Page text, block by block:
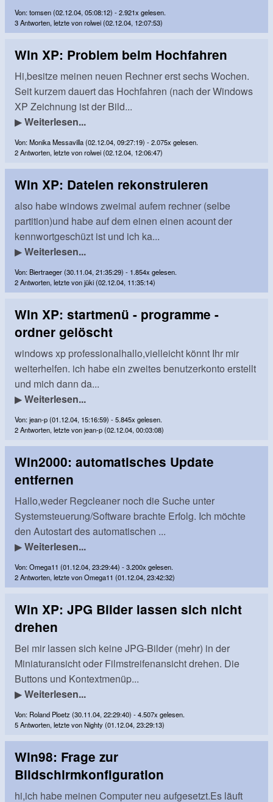
Von: tomsen (02.12.04, 05:08:12) - 2.921x gelesen.
3 Antworten, letzte von rolwei (02.12.04, 12:07:53)
Win XP: Problem beim Hochfahren
Hi,besitze meinen neuen Rechner erst sechs Wochen.
Seit kurzem dauert das Hochfahren (nach der Windows
XP Zeichnung ist der Bild...
▶Weiterlesen...
Von: Monika Messavilla (02.12.04, 09:27:19) - 2.075x gelesen.
2 Antworten, letzte von rolwei (02.12.04, 12:06:47)
Win XP: Dateien rekonstruieren
also habe windows zweimal aufem rechner (selbe
partition)und habe auf dem einen einen acount der
kennwortgeschüzt ist und ich ka...
▶Weiterlesen...
Von: Biertraeger (30.11.04, 21:35:29) - 1.854x gelesen.
2 Antworten, letzte von jüki (02.12.04, 11:35:14)
Win XP: startmenü - programme -
ordner gelöscht
windows xp professionalhallo,vielleicht könnt Ihr mir
weiterhelfen. ich habe ein zweites benutzerkonto erstellt
und mich dann da...
▶Weiterlesen...
Von: jean-p (01.12.04, 15:16:59) - 5.845x gelesen.
2 Antworten, letzte von jean-p (02.12.04, 00:03:08)
Win2000: automatisches Update
entfernen
Hallo,weder Regcleaner noch die Suche unter
Systemsteuerung/Software brachte Erfolg. Ich möchte
den Autostart des automatischen ...
▶Weiterlesen...
Von: Omega11 (01.12.04, 23:29:44) - 3.200x gelesen.
2 Antworten, letzte von Omega11 (01.12.04, 23:42:32)
Win XP: JPG Bilder lassen sich nicht
drehen
Bei mir lassen sich keine JPG-Bilder (mehr) in der
Miniaturansicht oder Filmstreifenansicht drehen. Die
Buttons und Kontextmenüp...
▶Weiterlesen...
Von: Roland Ploetz (30.11.04, 22:29:40) - 4.507x gelesen.
5 Antworten, letzte von Nighty (01.12.04, 23:29:13)
Win98: Frage zur
Bildschirmkonfiguration
hi,ich habe meinen Computer neu aufgesetzt.Es läuft